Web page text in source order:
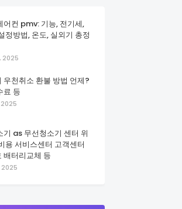
어컨 pmv: 기능, 전기세,
정방법, 온도, 실외기 총정
2025
우천취소 환불 방법 언제?
료 등
2025
기 as 무선청소기 센터 위
용 서비스센터 고객센터
배터리교체 등
2025